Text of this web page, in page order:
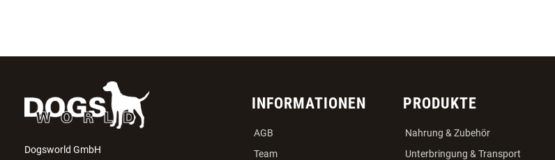
Dogsworld GmbH
INFORMATIONEN
AGB
Team
PRODUKTE
Nahrung & Zubehör
Unterbringung & Transport